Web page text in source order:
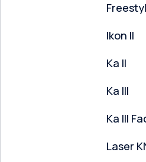
Ikon II
Ka II
Ka III
Ka III
Laser